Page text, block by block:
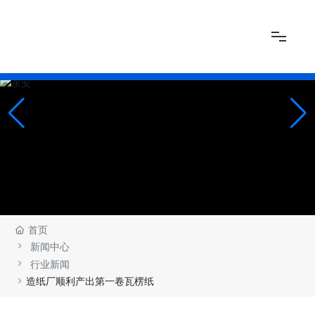
网站首页
产品展示
厂房展示
首页
新闻中心
行业新闻
造纸厂顺利产出第一卷瓦楞纸